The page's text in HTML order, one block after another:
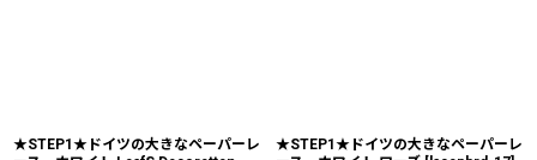
★STEP1★ドイツの大きなペーパーレ
★STEP1★ドイツの大きなペーパーレ